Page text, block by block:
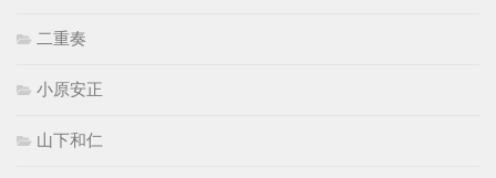
二重奏
小原安正
山下和仁